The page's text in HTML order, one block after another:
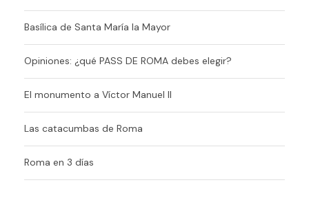
Basílica de Santa María la Mayor
Opiniones: ¿qué PASS DE ROMA debes elegir?
El monumento a Víctor Manuel II
Las catacumbas de Roma
Roma en 3 días